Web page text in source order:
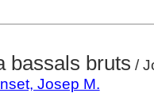
bassals bruts /
Josep M.